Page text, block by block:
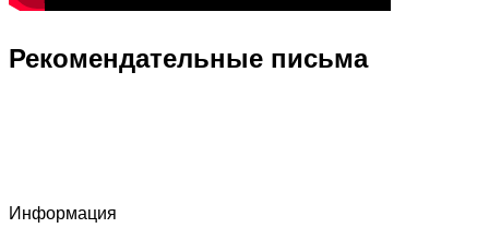
Рекомендательные письма
Информация